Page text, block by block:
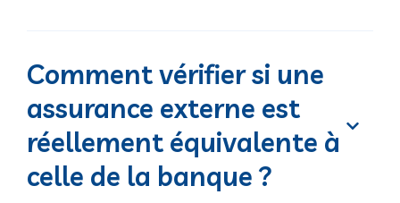
Comment vérifier si une
assurance externe est
réellement équivalente à
celle de la banque ?